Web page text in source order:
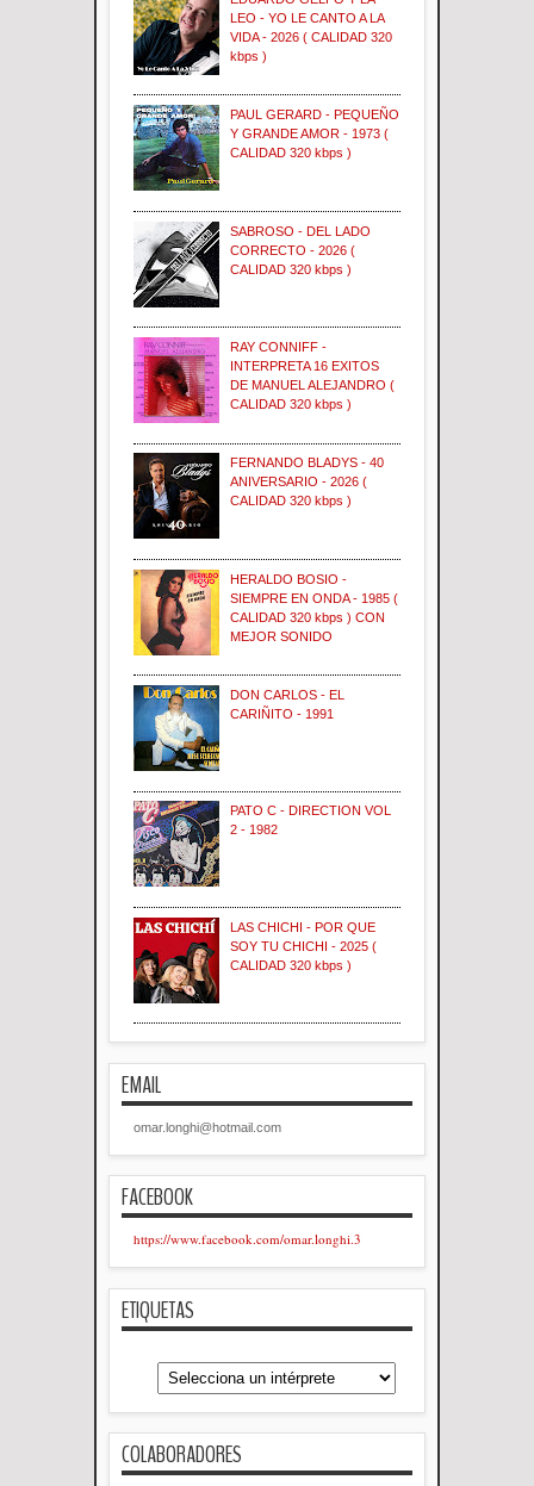
LEO - YO LE CANTO A LA
VIDA - 2026 ( CALIDAD 320
kbps )
PAUL GERARD - PEQUEÑO
Y GRANDE AMOR - 1973 (
CALIDAD 320 kbps )
SABROSO - DEL LADO
CORRECTO - 2026 (
CALIDAD 320 kbps )
RAY CONNIFF -
INTERPRETA 16 EXITOS
DE MANUEL ALEJANDRO (
CALIDAD 320 kbps )
FERNANDO BLADYS - 40
ANIVERSARIO - 2026 (
CALIDAD 320 kbps )
HERALDO BOSIO -
SIEMPRE EN ONDA - 1985 (
CALIDAD 320 kbps ) CON
MEJOR SONIDO
DON CARLOS - EL
CARIÑITO - 1991
PATO C - DIRECTION VOL
2 - 1982
LAS CHICHI - POR QUE
SOY TU CHICHI - 2025 (
CALIDAD 320 kbps )
EMAIL
omar.longhi@hotmail.com
FACEBOOK
https://www.facebook.com/omar.longhi.3
ETIQUETAS
COLABORADORES